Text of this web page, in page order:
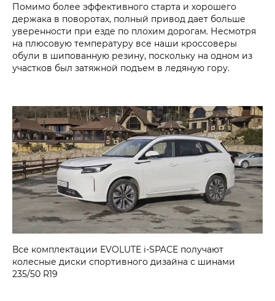
Помимо более эффективного старта и хорошего
держака в поворотах, полный привод дает больше
уверенности при езде по плохим дорогам. Несмотря
на плюсовую температуру все наши кроссоверы
обули в шипованную резину, поскольку на одном из
участков был затяжной подъем в ледяную гору.
Все комплектации EVOLUTE i‑SPACE получают
колесные диски спортивного дизайна с шинами
235/50 R19